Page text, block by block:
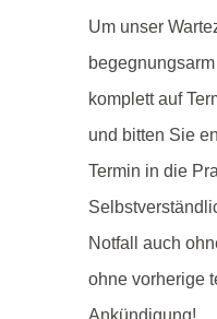
Um unser
komplett auf
und bitten Sie
Termin in die
Notfall auch
ohne vorherige
Ankündigung!